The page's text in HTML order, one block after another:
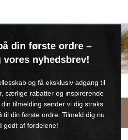
din første ordre –
nyhedsbrev!
og få eksklusiv adgang til
særlige rabatter og inspirerende
tilmelding sender vi dig straks
til din første ordre. Tilmeld dig nu
godt af fordelene!
for min. 600 kr.
til og med d. 9. august
Italiano